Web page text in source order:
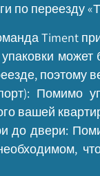
по переезду
Timent
поэтому
Помимо
вашей
до двери: